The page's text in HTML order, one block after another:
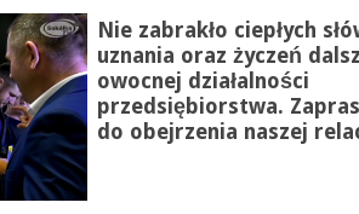
Nie zabrakło ciepłych
uznania oraz życzeń
owocnej działalności
przedsiębiorstwa.
do obejrzenia naszej